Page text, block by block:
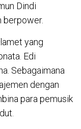
Dindi
berpower.
yang
Edi
Sebagaimana
dengan
para pemusik